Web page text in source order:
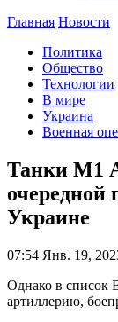
Главная Новости
Политика
Общество
Технологии
В мире
Украина
Военная
Танки М1
Украине
07:54 Янв. 19,
Однако в список
артиллерию,